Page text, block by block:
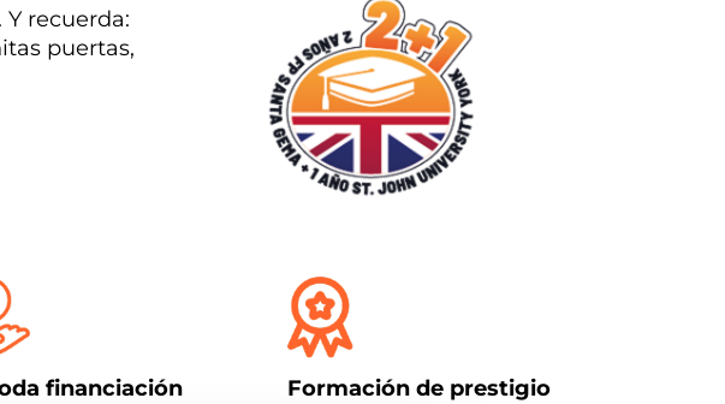
recuerda:
puertas,
financiación Formación de prestigio